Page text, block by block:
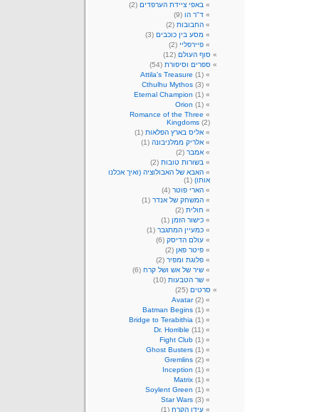
באפי ציידת הערפדים (2)
ד"ר הו (9)
החבובות (2)
מסע בין כוכבים (3)
פיירפליי (2)
סוף העולם (12)
ספרים וסיפורת (54)
Attila's Treasure (1)
Cthulhu Mythos (3)
Eternal Champion (1)
Orion (1)
Romance of the Three
Kingdoms (2)
אליס בארץ הפלאות (1)
אלריק ממלניבונה (1)
אמבר (2)
בשורות טובות (2)
האבא של האבולוציה (ואיך אכלנו
אותו) (1)
הארי פוטר (4)
המשחק של אנדר (1)
חולית (2)
כישור הזמן (1)
כמעיין המתגבר (1)
עולם הדיסק (6)
פיטר פאן (2)
פלוגת ומפיר (2)
שיר של אש ושל קרח (6)
שר הטבעות (10)
סרטים (25)
Avatar(2)
Batman Begins (1)
Bridge to Terabithia (1)
Dr. Horrible (11)
Fight Club (1)
Ghost Busters (1)
Gremlins (2)
Inception (1)
Matrix (1)
Soylent Green (1)
Star Wars (3)
עידן הקרח (1)